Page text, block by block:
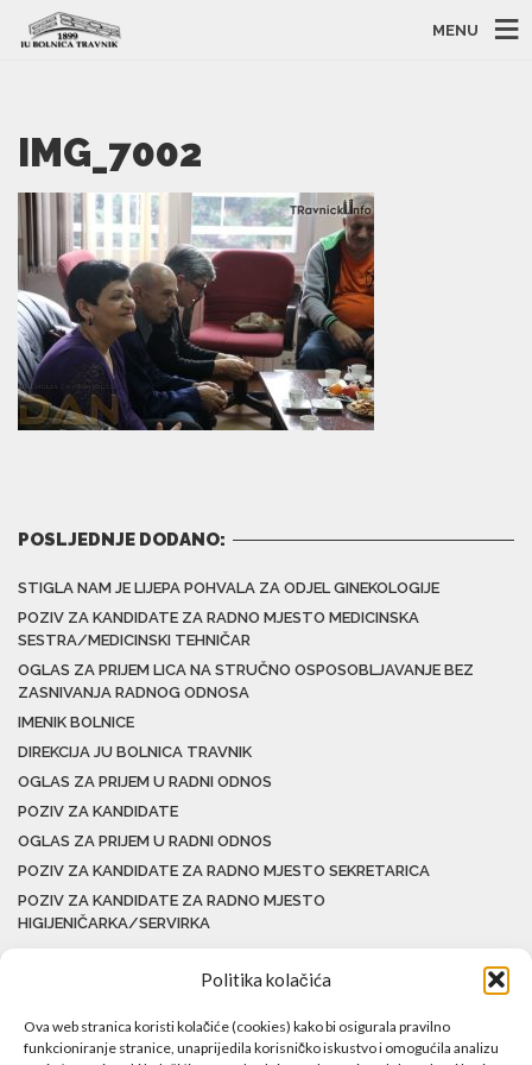
Politika kolačića
Ova web stranica koristi kolačiće (cookies) kako bi osigurala pravilno
funkcioniranje stranice, unaprijedila korisničko iskustvo i omogućila analizu
MENU
IMG_7002
POSLJEDNJE DODANO:
STIGLA NAM JE LIJEPA POHVALA ZA ODJEL GINEKOLOGIJE
POZIV ZA KANDIDATE ZA RADNO MJESTO MEDICINSKA
SESTRA/MEDICINSKI TEHNIČAR
OGLAS ZA PRIJEM LICA NA STRUČNO OSPOSOBLJAVANJE BEZ
ZASNIVANJA RADNOG ODNOSA
IMENIK BOLNICE
DIREKCIJA JU BOLNICA TRAVNIK
OGLAS ZA PRIJEM U RADNI ODNOS
POZIV ZA KANDIDATE
OGLAS ZA PRIJEM U RADNI ODNOS
POZIV ZA KANDIDATE ZA RADNO MJESTO SEKRETARICA
POZIV ZA KANDIDATE ZA RADNO MJESTO
HIGIJENIČARKA/SERVIRKA